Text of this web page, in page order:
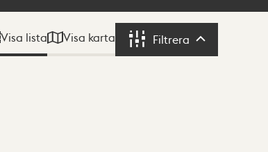
Visa lista Visa karta Filtrera Filtrera